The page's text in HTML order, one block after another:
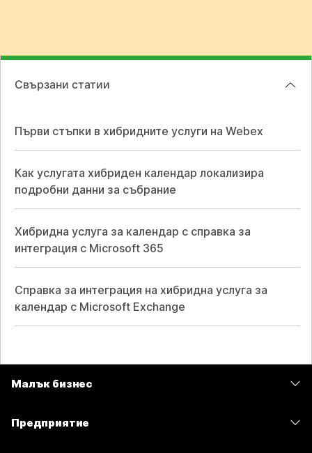
Свързани статии
Първи стъпки в хибридните услуги на Webex
Как услугата хибриден календар локализира
подробни данни за събрание
Хибридна услуга за календар с справка за
интеграция с Microsoft 365
Справка за интеграция на хибридна услуга за
календар с Microsoft Exchange
Малък бизнес
Предприятие